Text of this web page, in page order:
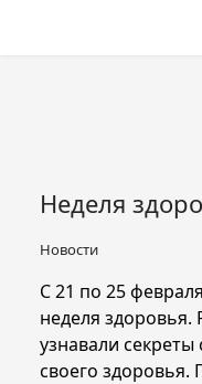
Неделя
Новости
С 21 по 25
неделя здоровья.
узнавали
своего здоровья.